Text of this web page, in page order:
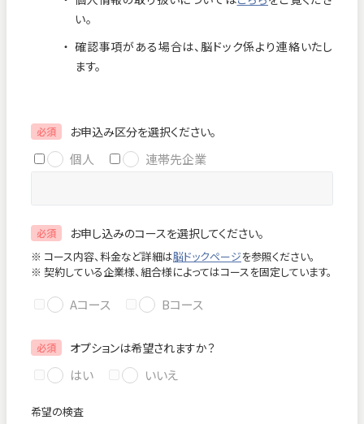
フロアマップ
お電話
Close
い。
確認事項がある場合は、脳ドック係より連絡いたし
ます。
必須 お申込み区分を選択ください。
個人 連帯先企業
必須 お申し込みのコースを選択してください。
※ コース内容、料金など詳細は脳ドックページを参照ください。
※ 契約している企業様、組合様によってはコースを固定しています。
Aコース Bコース
必須 オプションは希望されますか？
はい いいえ
希望の検査